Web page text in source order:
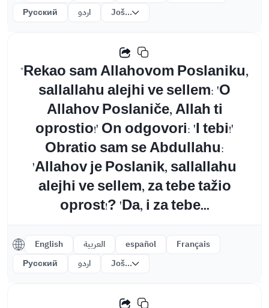
Русский
اردو Još...
"Rekao sam Allahovom Poslaniku,
sallallahu alejhi ve sellem: 'O
Allahov Poslaniče, Allah ti
oprostio!' On odgovori: 'I tebi!'
Obratio sam se Abdullahu:
'Allahov je Poslanik, sallallahu
alejhi ve sellem, za tebe tažio
oprost!? 'Da, i za tebe...
English العربية español
Français
Русский
اردو Još...